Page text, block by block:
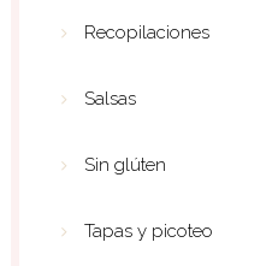
Recopilaciones
Salsas
Sin glúten
Tapas y picoteo